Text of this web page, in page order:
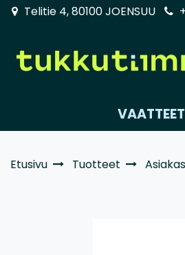
Siirry pääsisältöön
Telitie 4, 80100 JOENSUU
VAATTEET
Etusivu Tuotteet